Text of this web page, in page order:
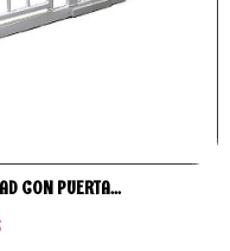
CON PUERTA...